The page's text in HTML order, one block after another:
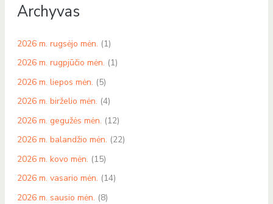
Archyvas
2026 m. rugsėjo mėn. (1)
2026 m. rugpjūčio mėn. (1)
2026 m. liepos mėn. (5)
2026 m. birželio mėn. (4)
2026 m. gegužės mėn. (12)
2026 m. balandžio mėn. (22)
2026 m. kovo mėn. (15)
2026 m. vasario mėn. (14)
2026 m. sausio mėn. (8)